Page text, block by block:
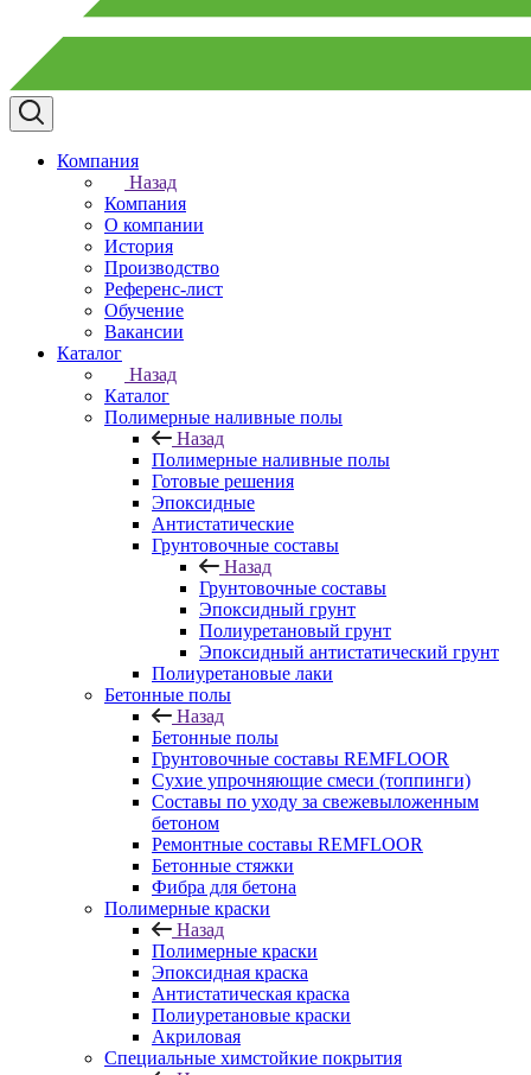
Компания
Назад
Компания
О компании
История
Производство
Референс-лист
Обучение
Вакансии
Каталог
Назад
Каталог
Полимерные наливные полы
Назад
Полимерные наливные полы
Готовые решения
Эпоксидные
Антистатические
Грунтовочные составы
Назад
Грунтовочные составы
Эпоксидный грунт
Полиуретановый грунт
Эпоксидный антистатический грунт
Полиуретановые лаки
Бетонные полы
Назад
Бетонные полы
Грунтовочные составы REMFLOOR
Сухие упрочняющие смеси (топпинги)
Составы по уходу за свежевыложенным
бетоном
Ремонтные составы REMFLOOR
Бетонные стяжки
Фибра для бетона
Полимерные краски
Назад
Полимерные краски
Эпоксидная краска
Антистатическая краска
Полиуретановые краски
Акриловая
Специальные химстойкие покрытия